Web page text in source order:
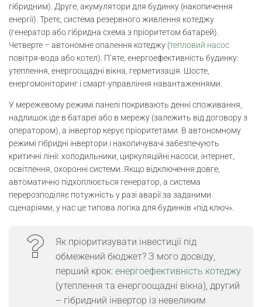
гібридним). Друге, акумулятори для будинку (накопичення
енергії). Третє, система резервного живлення котеджу
(генератор або гібридна схема з пріоритетом батарей).
Четверте – автономне опалення котеджу (тепловий насос
повітря-вода або котел). П’яте, енергоефективність будинку:
утеплення, енергоощадні вікна, герметизація. Шосте,
енергомоніторинг і смарт-управління навантаженнями.
У мережевому режимі панелі покривають денні споживання,
надлишок іде в батареї або в мережу (залежить від договору з
оператором), а інвертор керує пріоритетами. В автономному
режимі гібридні інвертори і накопичувачі забезпечують
критичні лінії: холодильники, циркуляційні насоси, інтернет,
освітлення, охоронні системи. Якщо відключення довге,
автоматично підхоплюється генератор, а система
перерозподіляє потужність у разі аварії за заданими
сценаріями, у нас це типова логіка для будинків «під ключ».
Як пріоритизувати інвестиції під
обмежений бюджет? З мого досвіду,
перший крок: енергоефективність котеджу
(утеплення та енергоощадні вікна), другий
– гібридний інвертор із невеликим